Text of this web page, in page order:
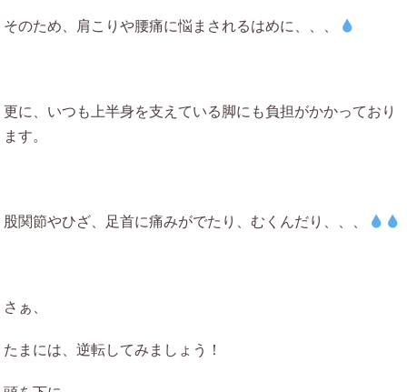
そのため、肩こりや腰痛に悩まされるはめに、、、
更に、いつも上半身を支えている脚にも負担がかかっており
ます。
股関節やひざ、足首に痛みがでたり、むくんだり、、、
さぁ、
たまには、逆転してみましょう！